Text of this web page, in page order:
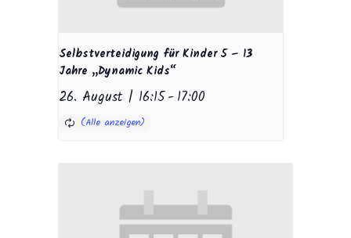
Selbstverteidigung für Kinder 5 – 13
Jahre „Dynamic Kids“
26. August | 16:15-17:00